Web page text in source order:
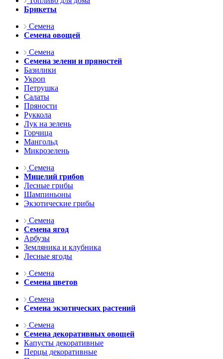
Брикеты
Семена
Семена овощей
Семена
Семена зелени и пряностей
Базилики
Укроп
Петрушка
Салаты
Пряности
Руккола
Лук на зелень
Горчица
Мангольд
Микрозелень
Семена
Мицелий грибов
Лесные грибы
Шампиньоны
Экзотические грибы
Семена
Семена ягод
Арбузы
Земляника и клубника
Лесные ягоды
Семена
Семена цветов
Семена
Семена экзотических растений
Семена
Семена декоративных овощей
Капусты декоративные
Перцы декоративные